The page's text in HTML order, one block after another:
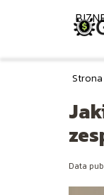
Strona
Data